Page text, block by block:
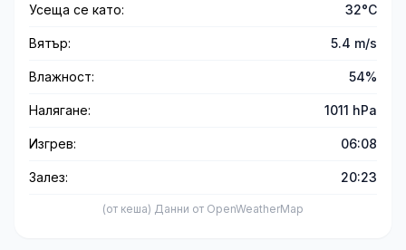
Усеща се като: 32°C
Вятър: 5.4 m/s
Влажност: 54%
Налягане: 1011 hPa
Изгрев: 06:08
Залез: 20:23
(от кеша) Данни от OpenWeatherMap